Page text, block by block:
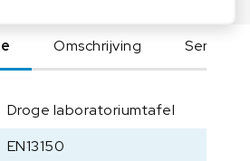
Omschrijving Serie
Droge laboratoriumtafel
EN13150